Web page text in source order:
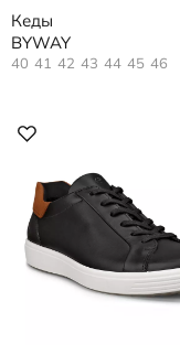
Кеды
BYWAY
40 41 42 43 44 45 46